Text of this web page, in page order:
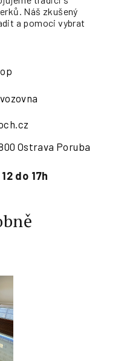
Náš zkušený
a pomoci vybrat
Ostrava Poruba
do 17h